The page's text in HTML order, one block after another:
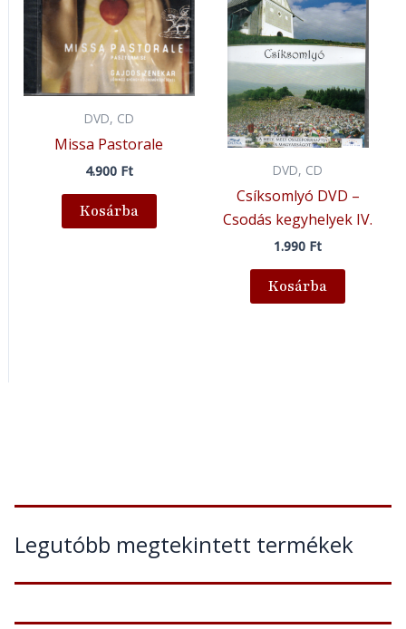
Legutóbb megtekintett termékek
DVD, CD
Missa Pastorale
4.900 Ft
Kosárba
DVD, CD
Csíksomlyó DVD –
Csodás kegyhelyek IV.
1.990 Ft
Kosárba